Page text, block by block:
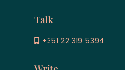
Talk
+351 22 319 5394